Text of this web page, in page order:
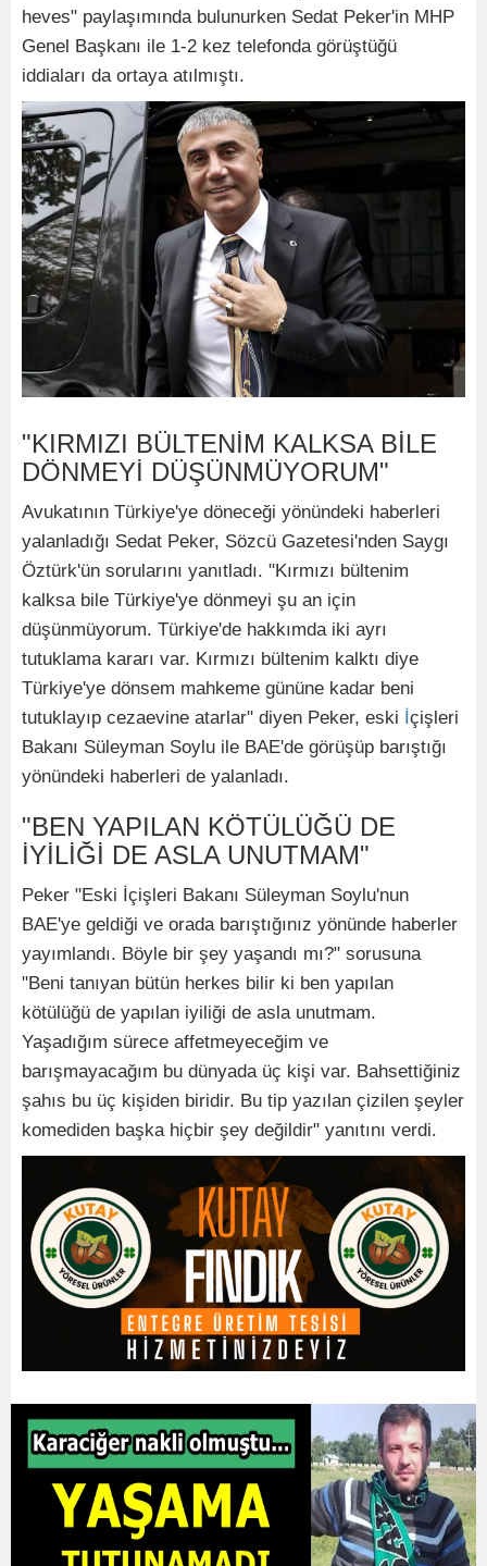
heves" paylaşımında bulunurken Sedat Peker'in MHP
Genel Başkanı ile 1-2 kez telefonda görüştüğü
iddiaları da ortaya atılmıştı.
"KIRMIZI BÜLTENİM KALKSA BİLE
DÖNMEYİ DÜŞÜNMÜYORUM"
Avukatının Türkiye'ye döneceği yönündeki haberleri
yalanladığı Sedat Peker, Sözcü Gazetesi'nden Saygı
Öztürk'ün sorularını yanıtladı. "Kırmızı bültenim
kalksa bile Türkiye'ye dönmeyi şu an için
düşünmüyorum. Türkiye'de hakkımda iki ayrı
tutuklama kararı var. Kırmızı bültenim kalktı diye
Türkiye'ye dönsem mahkeme gününe kadar beni
tutuklayıp cezaevine atarlar" diyen Peker, eski çişleri
Bakanı Süleyman Soylu ile BAE'de görüşüp barıştığı
yönündeki haberleri de yalanladı.
"BEN YAPILAN KÖTÜLÜĞÜ DE
İYİLİĞİ DE ASLA UNUTMAM"
Peker "Eski İçişleri Bakanı Süleyman Soylu'nun
BAE'ye geldiği ve orada barıştığınız yönünde haberler
yayımlandı. Böyle bir şey yaşandı mı?" sorusuna
"Beni tanıyan bütün herkes bilir ki ben yapılan
kötülüğü de yapılan iyiliği de asla unutmam.
Yaşadığım sürece affetmeyeceğim ve
barışmayacağım bu dünyada üç kişi var. Bahsettiğiniz
şahıs bu üç kişiden biridir. Bu tip yazılan çizilen şeyler
komediden başka hiçbir şey değildir" yanıtını verdi.